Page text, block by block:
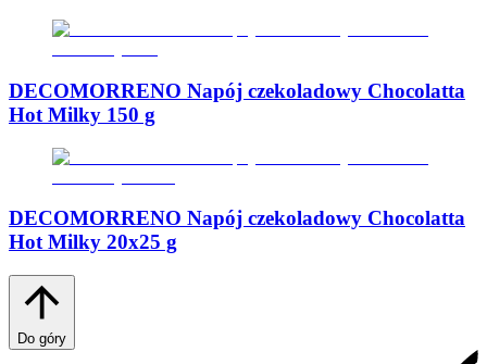
DECOMORRENO Napój czekoladowy Chocolatta
Hot Milky 150 g
DECOMORRENO Napój czekoladowy Chocolatta
Hot Milky 20x25 g
Do góry